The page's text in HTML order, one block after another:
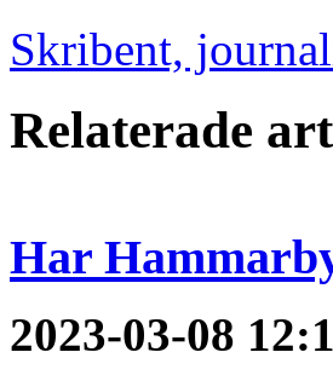
Skribent,
Relaterade
Har
2023-03-08